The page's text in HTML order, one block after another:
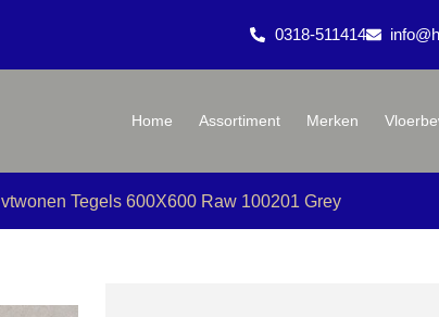
0318-511414
Home Assortiment Merken
vtwonen Tegels 600X600 Raw 100201 Grey